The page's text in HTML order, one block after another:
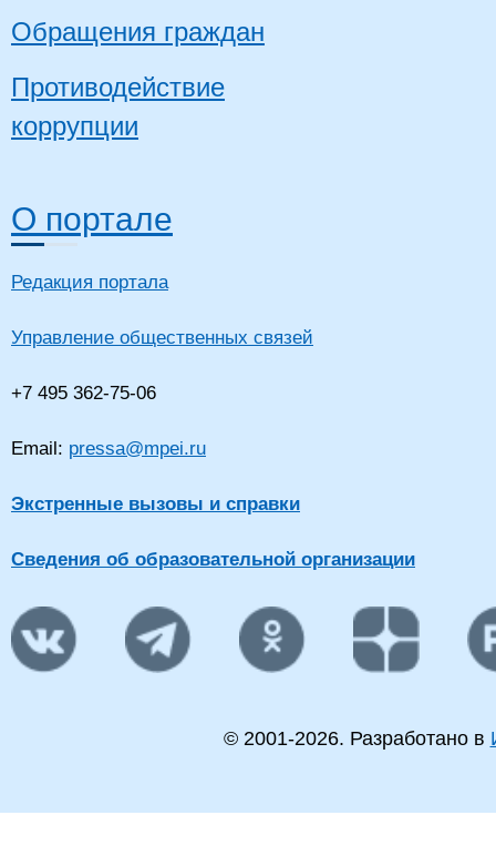
Обращения граждан
Противодействие
коррупции
О портале
Редакция портала
Управление общественных связей
+7 495 362-75-06
Email: pressa@mpei.ru
Экстренные вызовы и справки
Сведения об образовательной организации
© 2001-2026. Разработано в